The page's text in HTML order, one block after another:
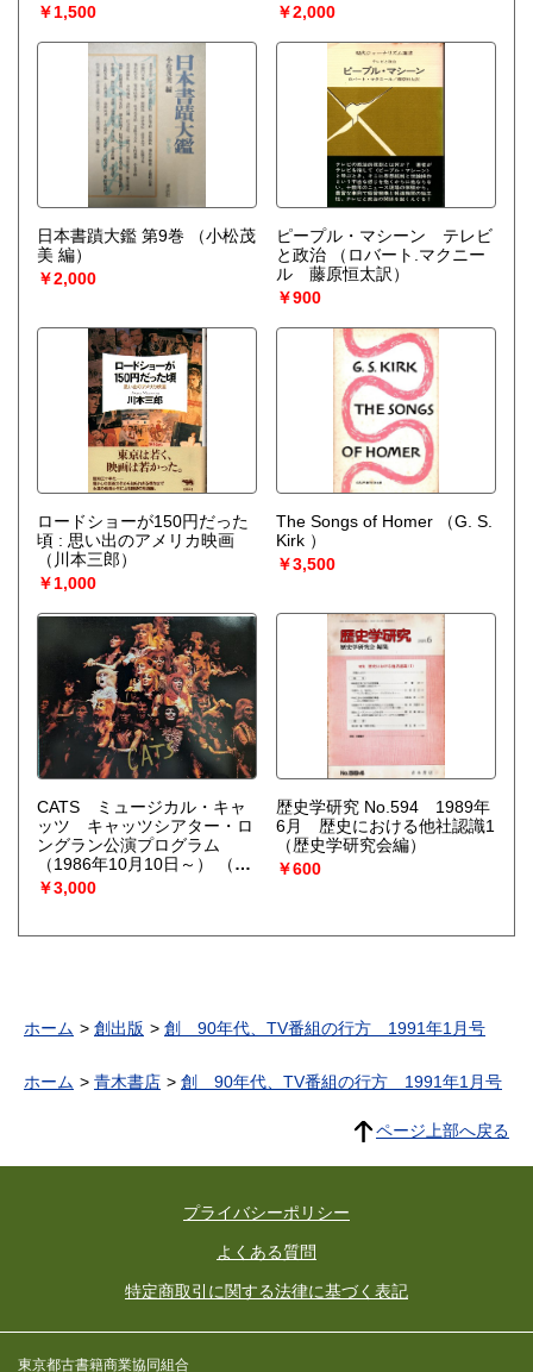
￥1,500
￥2,000
日本書蹟大鑑 第9巻
（小松茂
美 編）
￥2,000
ピープル・マシーン テレビ
と政治
（ロバート.マクニー
ル 藤原恒太訳）
￥900
ロードショーが150円だった
頃 : 思い出のアメリカ映画
（川本三郎）
￥1,000
The Songs of Homer
（G. S.
Kirk ）
￥3,500
CATS ミュージカル・キャ
ッツ キャッツシアター・ロ
ングラン公演プログラム
（1986年10月10日～）
（文/
吉田直哉・安倍寧・安東伸
介・野村喬）
￥3,000
歴史学研究 No.594 1989年
6月 歴史における他社認識1
（歴史学研究会編）
￥600
ホーム 創出版 創 90年代、TV番組の行方 1991年1月号
ホーム 青木書店 創 90年代、TV番組の行方 1991年1月号
ページ上部へ戻る
プライバシーポリシー
よくある質問
特定商取引に関する法律に基づく表記
東京都古書籍商業協同組合